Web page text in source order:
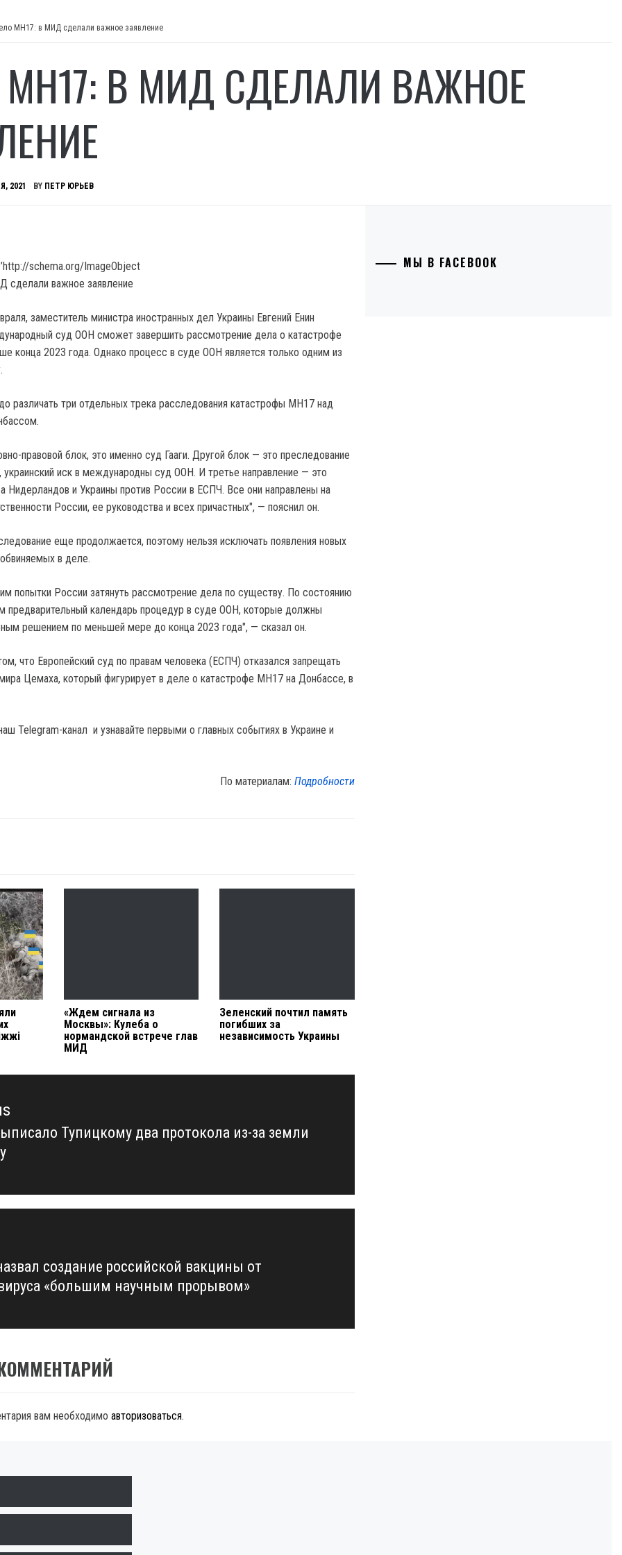
MH17: в МИД сделали важное заявление
В МИД СДЕЛАЛИ ВАЖНОЕ
2021 BY ПЕТР ЮРЬЕВ
schema.org/ImageObject
заместитель министра иностранных дел Украины Евгений Енин
суд ООН сможет завершить рассмотрение дела о катастрофе
конца 2023 года. Однако процесс в суде ООН является только одним из
различать три отдельных трека расследования катастрофы MH17 над
правовой блок, это именно суд Гааги. Другой блок — это преследование
украинский иск в международны суд ООН. И третье направление — это
Нидерландов и Украины против России в ЕСПЧ. Все они направлены на
России, ее руководства и всех причастных", — пояснил он.
еще продолжается, поэтому нельзя исключать появления новых
в деле.
попытки России затянуть рассмотрение дела по существу. По состоянию
предварительный календарь процедур в суде ООН, которые должны
решением по меньшей мере до конца 2023 года", — сказал он.
что Европейский суд по правам человека (ЕСПЧ) отказался запрещать
Цемаха, который фигурирует в деле о катастрофе МН17 на Донбассе, в
Telegram-канал и узнавайте первыми о главных событиях в Украине и
По материалам:Подробности
«Ждем сигнала из
Москвы»: Кулеба о
нормандской встрече глав
МИД
Зеленский почтил память
погибших за
независимость Украины
Тупицкому два протокола из-за земли
создание российской вакцины от
«большим научным прорывом»
вам необходимо авторизоваться.
МЫ В FACEBOOK